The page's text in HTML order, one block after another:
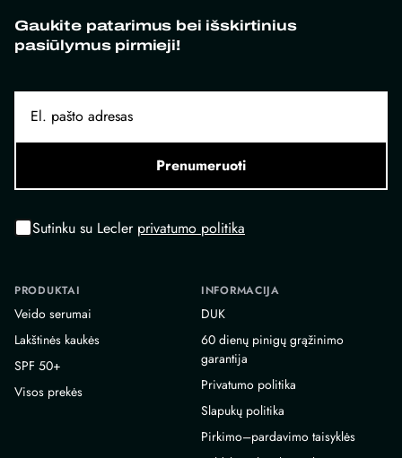
Gaukite patarimus bei išskirtinius
pasiūlymus pirmieji!
Prenumeruoti
Sutinku su Lecler privatumo politika
PRODUKTAI
Veido serumai
Lakštinės kaukės
SPF 50+
Visos prekės
INFORMACIJA
DUK
60 dienų pinigų grąžinimo
garantija
Privatumo politika
Slapukų politika
Pirkimo–pardavimo taisyklės